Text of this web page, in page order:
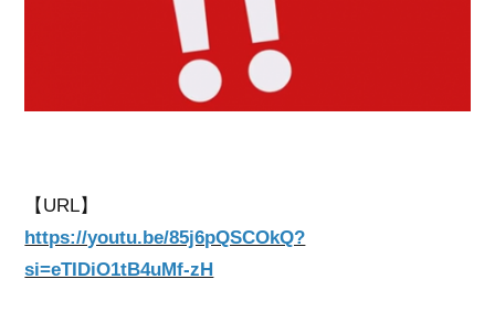
【URL】
https://youtu.be/85j6pQSCOkQ?
si=eTIDiO1tB4uMf-zH